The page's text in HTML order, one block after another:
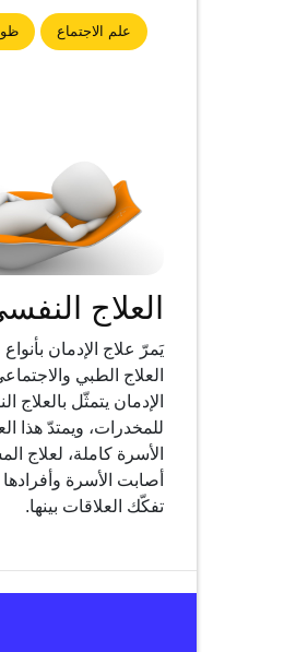
علم الاجتماع
العلاج
يَمرّ علاج الإدمان
العلاج الطبي
الإدمان يتمثّل
للمخدرات، ويمتدّ هذا
الأسرة كاملة، لعلاج
أصابت الأسرة
تفكّك العلاقات بينها.